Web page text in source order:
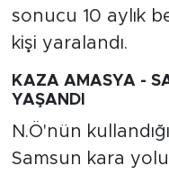
sonucu 10 aylık
kişi yaralandı.
KAZA AMASYA -
YAŞANDI
N.Ö'nün
Samsun kara